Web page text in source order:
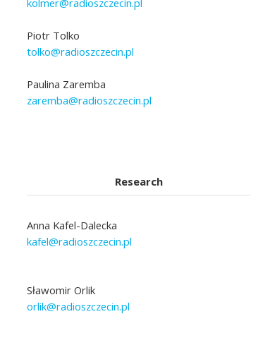
Piotr Tolko
tolko@radioszczecin.pl
Paulina Zaremba
zaremba@radioszczecin.pl
Research
Anna Kafel-Dalecka
kafel@radioszczecin.pl
Sławomir Orlik
orlik@radioszczecin.pl